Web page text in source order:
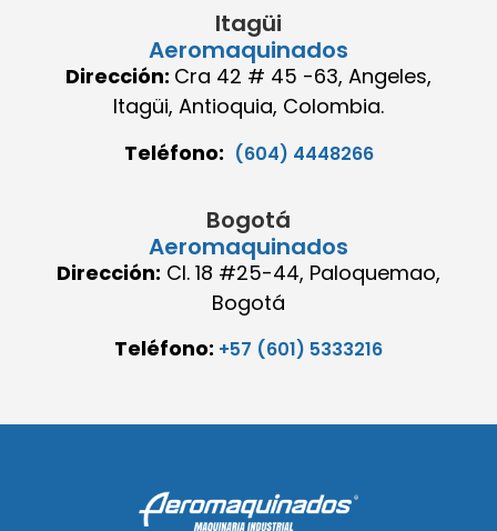
Itagüi
Aeromaquinados
Dirección: Cra 42 # 45 -63, Angeles,
Itagüi, Antioquia, Colombia.
Teléfono: (604) 4448266
Bogotá
Aeromaquinados
Dirección: Cl. 18 #25-44, Paloquemao,
Bogotá
Teléfono: +57 (601) 5333216